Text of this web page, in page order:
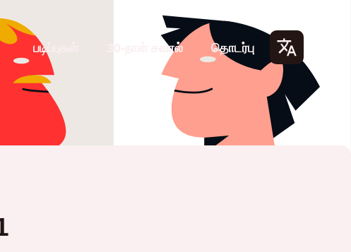
Lang
uage
படிப்புகள் 30-நாள் சவால் தொடர்பு